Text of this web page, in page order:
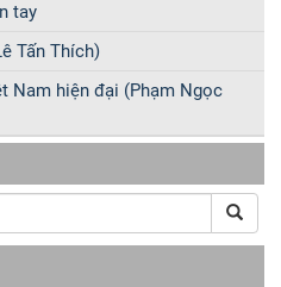
tay
Tấn Thích)
Nam hiện đại (Phạm Ngọc